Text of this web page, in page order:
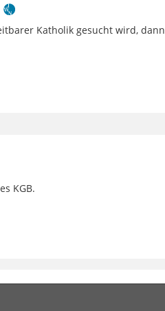
Katholik gesucht wird, dann
KGB.